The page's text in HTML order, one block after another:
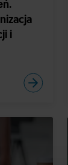
i